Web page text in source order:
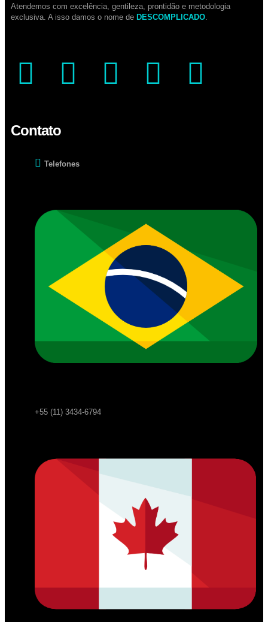
Atendemos com excelência, gentileza, prontidão e metodologia
exclusiva. A isso damos o nome de DESCOMPLICADO.
Contato
Telefones
+55 (11) 3434-6794